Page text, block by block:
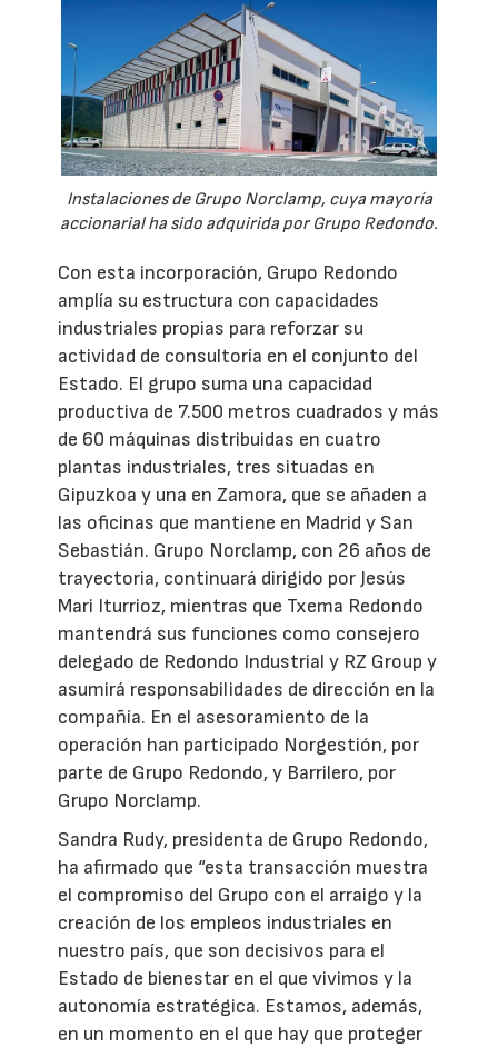
Instalaciones de Grupo Norclamp, cuya mayoría
accionarial ha sido adquirida por Grupo Redondo.
Con esta incorporación, Grupo Redondo
amplía su estructura con capacidades
industriales propias para reforzar su
actividad de consultoría en el conjunto del
Estado. El grupo suma una capacidad
productiva de 7.500 metros cuadrados y más
de 60 máquinas distribuidas en cuatro
plantas industriales, tres situadas en
Gipuzkoa y una en Zamora, que se añaden a
las oficinas que mantiene en Madrid y San
Sebastián. Grupo Norclamp, con 26 años de
trayectoria, continuará dirigido por Jesús
Mari Iturrioz, mientras que Txema Redondo
mantendrá sus funciones como consejero
delegado de Redondo Industrial y RZ Group y
asumirá responsabilidades de dirección en la
compañía. En el asesoramiento de la
operación han participado Norgestión, por
parte de Grupo Redondo, y Barrilero, por
Grupo Norclamp.
Sandra Rudy, presidenta de Grupo Redondo,
ha afirmado que “esta transacción muestra
el compromiso del Grupo con el arraigo y la
creación de los empleos industriales en
nuestro país, que son decisivos para el
Estado de bienestar en el que vivimos y la
autonomía estratégica. Estamos, además,
en un momento en el que hay que proteger